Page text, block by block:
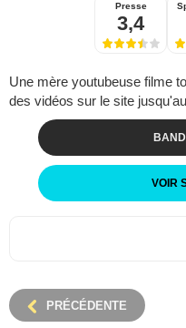
Presse
3,4
Une mère youtubeuse filme
des vidéos sur le site
VOIR
PRÉCÉDENTE